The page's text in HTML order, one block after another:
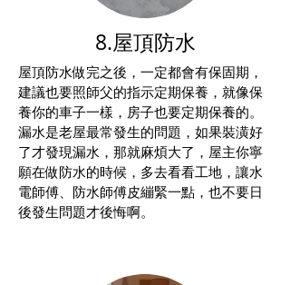
8.屋頂防水
屋頂防水做完之後，一定都會有保固期，
建議也要照師父的指示定期保養，就像保
養你的車子一樣，房子也要定期保養的。
漏水是老屋最常發生的問題，如果裝潢好
了才發現漏水，那就麻煩大了，屋主你寧
願在做防水的時候，多去看看工地，讓水
電師傅、防水師傅皮繃緊一點，也不要日
後發生問題才後悔啊。